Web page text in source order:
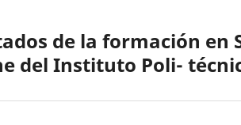
de la formación en
del Instituto Poli-